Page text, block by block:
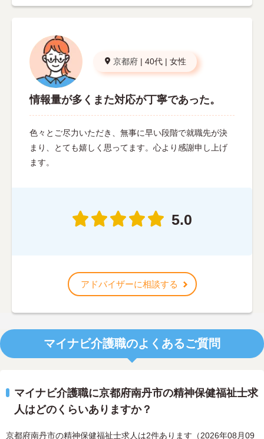
京都府 | 40代 | 女性
情報量が多くまた対応が丁寧であった。
色々とご尽力いただき、無事に早い段階で就職先が決
まり、とても嬉しく思ってます。心より感謝申し上げ
ます。
5.0
アドバイザーに相談する
マイナビ介護職のよくあるご質問
マイナビ介護職に京都府南丹市の精神保健福祉士求
人はどのくらいありますか？
京都府南丹市の精神保健福祉士求人は2件あります（2026年08月09